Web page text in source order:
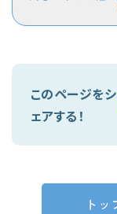
このページをシ
ェアする！
トッ